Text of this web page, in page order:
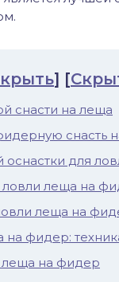
] [
снасти на леща
снасть
для
леща на
леща на
на фидер:
леща на фидер